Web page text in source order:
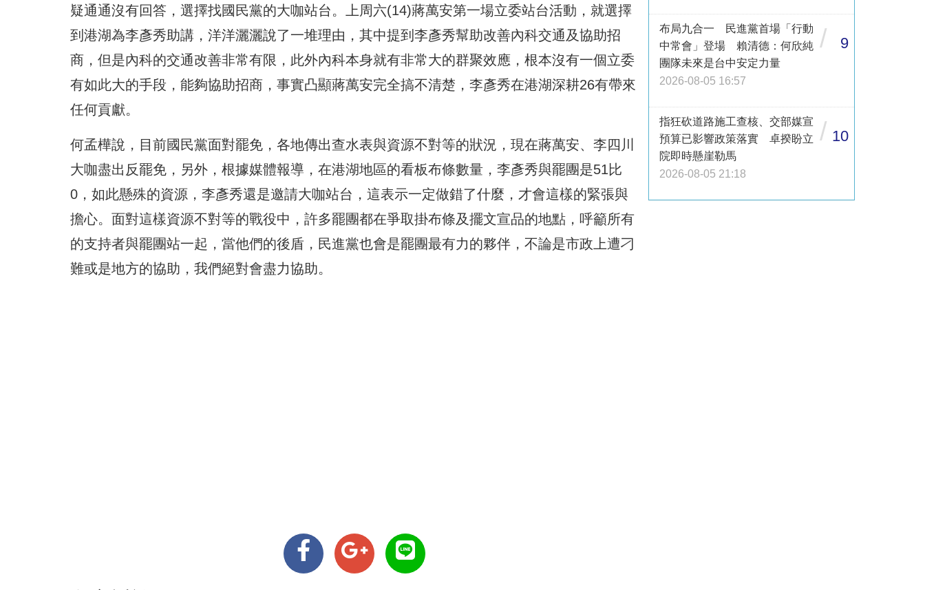
疑通通沒有回答，選擇找國民黨的大咖站台。上周六(14)蔣萬安第一場立委站台活動，就選擇
到港湖為李彥秀助講，洋洋灑灑說了一堆理由，其中提到李彥秀幫助改善內科交通及協助招
商，但是內科的交通改善非常有限，此外內科本身就有非常大的群聚效應，根本沒有一個立委
有如此大的手段，能夠協助招商，事實凸顯蔣萬安完全搞不清楚，李彥秀在港湖深耕26有帶來
任何貢獻。
何孟樺說，目前國民黨面對罷免，各地傳出查水表與資源不對等的狀況，現在蔣萬安、李四川
大咖盡出反罷免，另外，根據媒體報導，在港湖地區的看板布條數量，李彥秀與罷團是51比
0，如此懸殊的資源，李彥秀還是邀請大咖站台，這表示一定做錯了什麼，才會這樣的緊張與
擔心。面對這樣資源不對等的戰役中，許多罷團都在爭取掛布條及擺文宣品的地點，呼籲所有
的支持者與罷團站一起，當他們的後盾，民進黨也會是罷團最有力的夥伴，不論是市政上遭刁
難或是地方的協助，我們絕對會盡力協助。
布局九合一 民進黨首場「行動
中常會」登場 賴清德：何欣純
團隊未來是台中安定力量
2026-08-05 16:57
/ 9
指狂砍道路施工查核、交部媒宣
預算已影響政策落實 卓揆盼立
院即時懸崖勒馬
2026-08-05 21:18
/ 10